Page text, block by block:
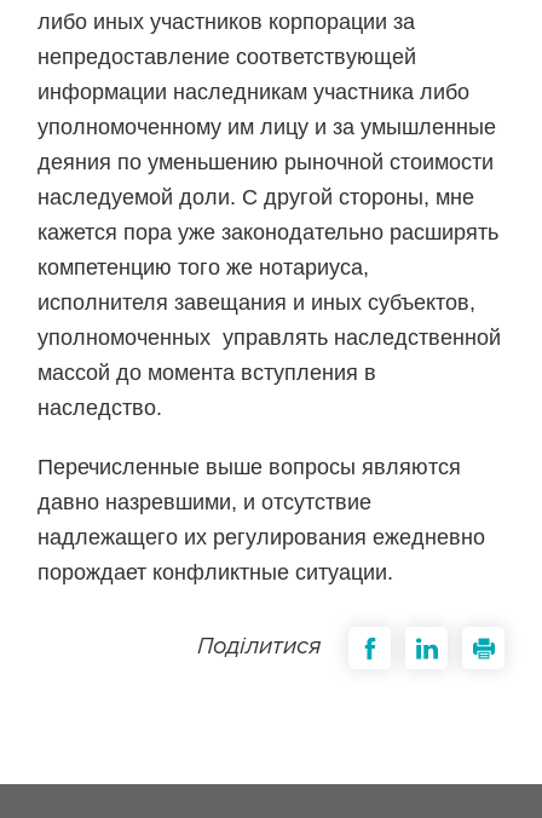
либо иных участников корпорации за
непредоставление соответствующей
информации наследникам участника либо
уполномоченному им лицу и за умышленные
деяния по уменьшению рыночной стоимости
наследуемой доли. С другой стороны, мне
кажется пора уже законодательно расширять
компетенцию того же нотариуса,
исполнителя завещания и иных субъектов,
уполномоченных управлять наследственной
массой до момента вступления в
наследство.
Перечисленные выше вопросы являются
давно назревшими, и отсутствие
надлежащего их регулирования ежедневно
порождает конфликтные ситуации.
Поділитися